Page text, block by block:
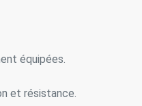
équipées.
et résistance.